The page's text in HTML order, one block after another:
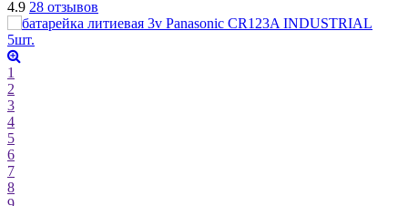
4.9 28 отзывов
1
2
3
4
5
6
7
8